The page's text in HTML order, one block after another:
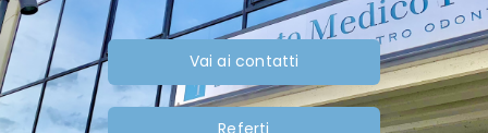
Vai ai contatti